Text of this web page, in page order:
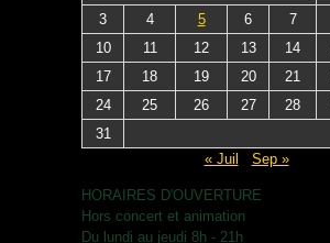
3
4 5 6 7
10
11 12 13 14
17
18 19 20 21
24
25 26 27 28
31
« Juil
Sep »
HORAIRES D'OUVERTURE
Hors concert et animation
Du lundi au jeudi 8h - 21h